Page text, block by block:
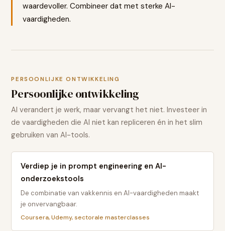
waardevoller. Combineer dat met sterke AI-
vaardigheden.
PERSOONLIJKE ONTWIKKELING
Persoonlijke ontwikkeling
AI verandert je werk, maar vervangt het niet. Investeer in
de vaardigheden die AI niet kan repliceren én in het slim
gebruiken van AI-tools.
Verdiep je in prompt engineering en AI-
onderzoekstools
De combinatie van vakkennis en AI-vaardigheden maakt
je onvervangbaar.
Coursera, Udemy, sectorale masterclasses